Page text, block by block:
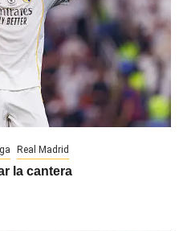
Real Madrid
la cantera